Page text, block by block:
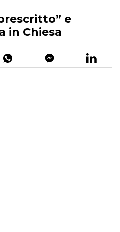
e
in Chiesa